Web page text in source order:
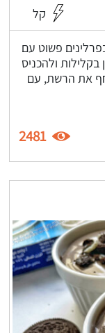
קל
פשוט עם
ולהכניס
את הרשת, עם
2481